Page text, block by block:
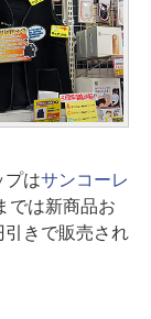
プはサンコーレ
では新商品お
きで販売され